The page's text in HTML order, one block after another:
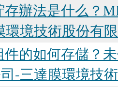
辦法是什么？
境技術股份有
的如何存儲？
-三達膜環境技